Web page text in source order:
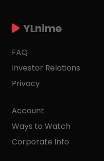
YLnime
FAQ
Investor Relations
Privacy
Account
Ways to Watch
Corporate Info